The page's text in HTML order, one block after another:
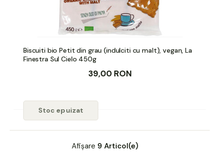
Biscuiti bio Petit din grau (indulciti cu malt), vegan, La
Finestra Sul Cielo 450g
39,00 RON
Stoc epuizat
Afișare 9 Articol(e)